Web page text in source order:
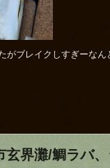
がブレイクしすぎーな
玄界灘/鯛ラバ